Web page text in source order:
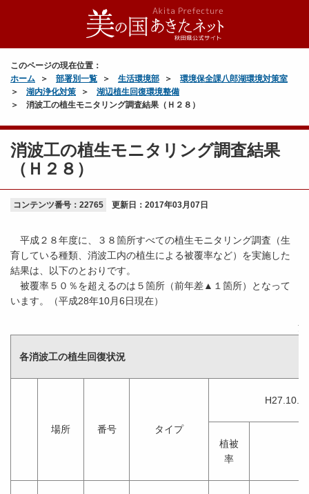
このページの現在位置：
ホーム
部署別一覧 生活環境部
環境保全課八郎湖環境対策室
湖内浄化対策
湖辺植生回復環境整備
消波工の植生モニタリング調査結果（Ｈ２８）
消波工の植生モニタリング調査結果
（Ｈ２８）
コンテンツ番号：22765 更新日： 2017年03月07日
平成２８年度に、３８箇所すべての植生モニタリング調査（生
育している種類、消波工内の植生による被覆率など）を実施した
結果は、以下のとおりです。
被覆率５０％を超えるのは５箇所（前年差▲１箇所）となって
います。（平成28年10月6日現在）
各消波工の植生回復状況
場所 番号 タイプ
H27.10.5
植被
率